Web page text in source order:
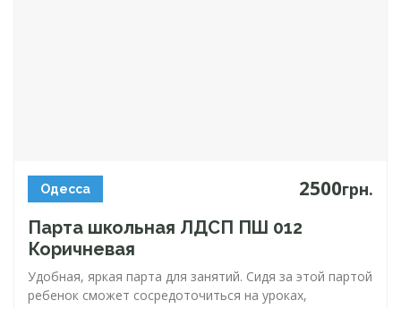
Одесса 2500грн.
Парта школьная ЛДСП ПШ 012
Коричневая
Удобная, яркая парта для занятий. Сидя за этой партой
ребенок сможет сосредоточиться на уроках,